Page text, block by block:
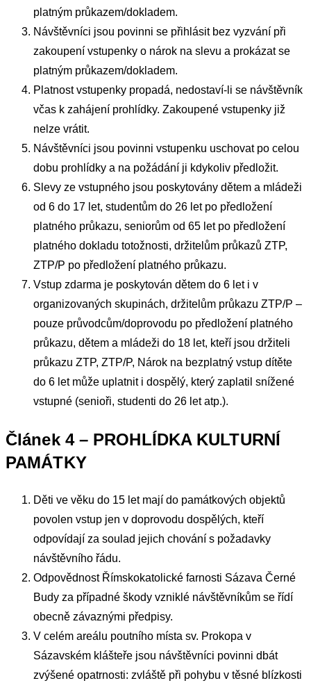
platným průkazem/dokladem.
Návštěvníci jsou povinni se přihlásit bez vyzvání při
zakoupení vstupenky o nárok na slevu a prokázat se
platným průkazem/dokladem.
Platnost vstupenky propadá, nedostaví-li se návštěvník
včas k zahájení prohlídky. Zakoupené vstupenky již
nelze vrátit.
Návštěvníci jsou povinni vstupenku uschovat po celou
dobu prohlídky a na požádání ji kdykoliv předložit.
Slevy ze vstupného jsou poskytovány dětem a mládeži
od 6 do 17 let, studentům do 26 let po předložení
platného průkazu, seniorům od 65 let po předložení
platného dokladu totožnosti, držitelům průkazů ZTP,
ZTP/P po předložení platného průkazu.
Vstup zdarma je poskytován dětem do 6 let i v
organizovaných skupinách, držitelům průkazu ZTP/P –
pouze průvodcům/doprovodu po předložení platného
průkazu, dětem a mládeži do 18 let, kteří jsou držiteli
průkazu ZTP, ZTP/P, Nárok na bezplatný vstup dítěte
do 6 let může uplatnit i dospělý, který zaplatil snížené
vstupné (senioři, studenti do 26 let atp.).
Článek 4 – PROHLÍDKA KULTURNÍ
PAMÁTKY
Děti ve věku do 15 let mají do památkových objektů
povolen vstup jen v doprovodu dospělých, kteří
odpovídají za soulad jejich chování s požadavky
návštěvního řádu.
Odpovědnost Římskokatolické farnosti Sázava Černé
Budy za případné škody vzniklé návštěvníkům se řídí
obecně závaznými předpisy.
V celém areálu poutního místa sv. Prokopa v
Sázavském klášteře jsou návštěvníci povinni dbát
zvýšené opatrnosti: zvláště při pohybu v těsné blízkosti